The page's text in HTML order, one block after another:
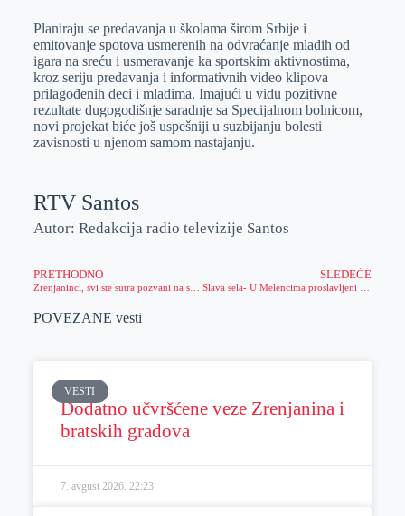
Planiraju se predavanja u školama širom Srbije i
emitovanje spotova usmerenih na odvraćanje mladih od
igara na sreću i usmeravanje ka sportskim aktivnostima,
kroz seriju predavanja i informativnih video klipova
prilagođenih deci i mladima. Imajući u vidu pozitivne
rezultate dugogodišnje saradnje sa Specijalnom bolnicom,
novi projekat biće još uspešniji u suzbijanju bolesti
zavisnosti u njenom samom nastajanju.
RTV Santos
Autor: Redakcija radio televizije Santos
PRETHODNO
Zrenjaninci, svi ste sutra pozvani na sladoled u 20 časova
SLEDEĆE
POVEZANE vesti
VESTI
Dodatno učvršćene veze Zrenjanina i
bratskih gradova
7. avgust 2026. 22:23